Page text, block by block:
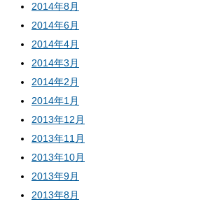
2014年8月
2014年6月
2014年4月
2014年3月
2014年2月
2014年1月
2013年12月
2013年11月
2013年10月
2013年9月
2013年8月